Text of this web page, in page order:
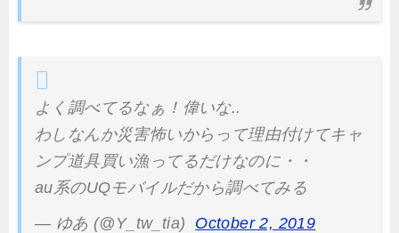
よく調べてるなぁ！偉いな..
わしなんか災害怖いからって理由付けてキャ
ンプ道具買い漁ってるだけなのに・・
au系のUQモバイルだから調べてみる
— ゆあ (@Y_tw_tia)
October 2, 2019